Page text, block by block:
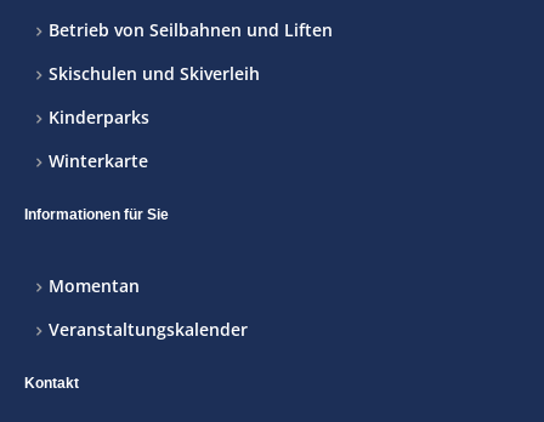
Betrieb von Seilbahnen und Liften
Skischulen und Skiverleih
Kinderparks
Winterkarte
Informationen für Sie
Momentan
Veranstaltungskalender
Kontakt